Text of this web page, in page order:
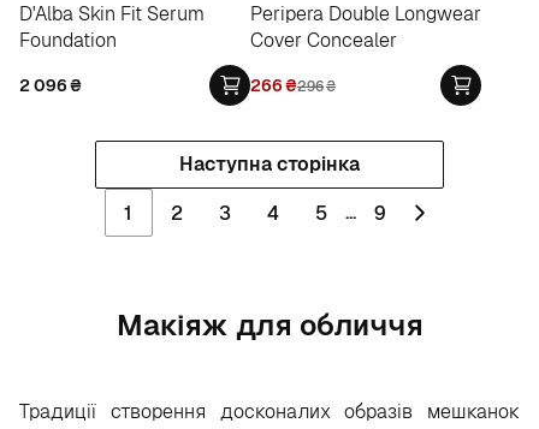
D'Alba Skin Fit Serum
Foundation
2 096₴
Peripera Double Longwear
Cover Concealer
266₴296₴
Наступна сторінка
1
2 3 4 5 ... 9
Макіяж для обличчя
Традиції створення досконалих образів мешканок